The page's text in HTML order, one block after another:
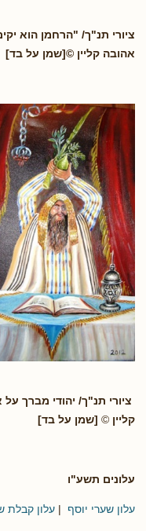
ציורי תנ"ך/ "הרחמן הוא
אהובה קליין ©[שמן על בד]
ציורי תנ"ך/ יהודי מברך
קליין © [שמן על בד]
עלונים תשע"ו
עלון שערי יוסף | עלון קבלת